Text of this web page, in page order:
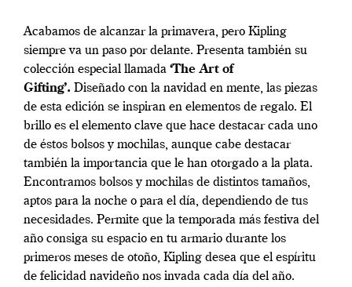
Acabamos de alcanzar la primavera, pero Kipling
siempre va un paso por delante. Presenta también su
colección especial llamada ‘The Art of
Gifting’. Diseñado con la navidad en mente, las piezas
de esta edición se inspiran en elementos de regalo. El
brillo es el elemento clave que hace destacar cada uno
de éstos bolsos y mochilas, aunque cabe destacar
también la importancia que le han otorgado a la plata.
Encontramos bolsos y mochilas de distintos tamaños,
aptos para la noche o para el día, dependiendo de tus
necesidades. Permite que la temporada más festiva del
año consiga su espacio en tu armario durante los
primeros meses de otoño, Kipling desea que el espíritu
de felicidad navideño nos invada cada día del año.